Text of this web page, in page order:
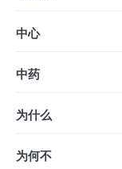
中心
中药
为什么
为何不